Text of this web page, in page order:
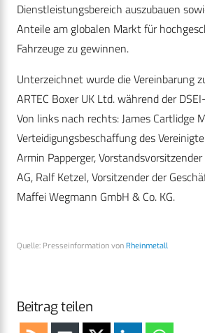
Dienstleistungsbereich auszubauen
Anteile am globalen Markt für
Fahrzeuge zu gewinnen.
Unterzeichnet wurde die Vereinbarung
ARTEC Boxer UK Ltd. während der
Von links nach rechts: James Cartlidge
Verteidigungs­beschaffung des
Armin Papperger,
AG, Ralf Ketzel, Vorsitzender der
Maffei Wegmann GmbH & Co. KG.
Quelle: Presseinformation von Rheinmetall
Beitrag teilen